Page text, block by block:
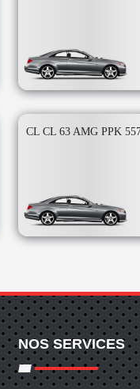
CL CL 63 AMG PPK
NOS SERVICES